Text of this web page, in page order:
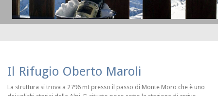
Il Rifugio Oberto Maroli
La struttura si trova a 2796 mt presso il passo di Monte Moro che è uno